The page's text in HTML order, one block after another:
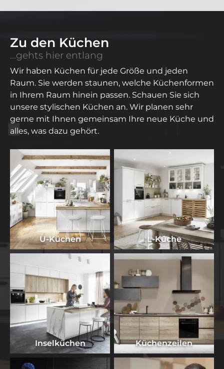
Ausstellung bietet
komfortabel durch unsere
Gänge schlendern zu
können.
Zu den Küchen
...gehts hier entlang
Wir haben Küchen für jede Größe und jeden
Raum. Sie werden staunen, welche Küchenformen
in Ihrem Raum hinein passen. Schauen Sie sich
unsere stylischen Küchen an. Wir planen sehr
gerne mit Ihnen gemeinsam Ihre neue Küche und
alles, was dazu gehört.
U-Küchen L-Küche
Inselküchen Küchenzeilen